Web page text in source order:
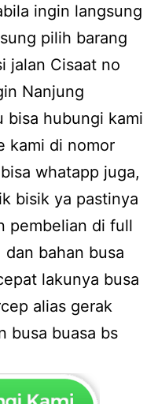
ingin langsung
pilih barang
jalan Cisaat no
Nanjung
bisa hubungi kami
kami di nomor
whatapp juga,
bisik ya pastinya
pembelian di full
bahan busa
lakunya busa
alias gerak
busa buasa bs